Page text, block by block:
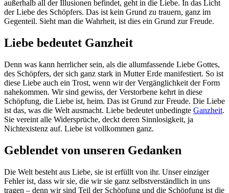
außerhalb all der Illusionen befindet, geht in die Liebe. In das Licht
der Liebe des Schöpfers. Das ist kein Grund zu trauern, ganz im
Gegenteil. Sieht man die Wahrheit, ist dies ein Grund zur Freude.
Liebe bedeutet Ganzheit
Denn was kann herrlicher sein, als die allumfassende Liebe Gottes,
des Schöpfers, der sich ganz stark in Mutter Erde manifestiert. So ist
diese Liebe auch ein Trost, wenn wir der Vergänglichkeit der Form
nahekommen. Wir sind gewiss, der Verstorbene kehrt in diese
Schöpfung, die Liebe ist, heim. Das ist Grund zur Freude. Die Liebe
ist das, was die Welt ausmacht. Liebe bedeutet unbedingte Ganzheit.
Sie vereint alle Widersprüche, deckt deren Sinnlosigkeit, ja
Nichtexistenz auf. Liebe ist vollkommen ganz.
Geblendet von unseren Gedanken
Die Welt besteht aus Liebe, sie ist erfüllt von ihr. Unser einziger
Fehler ist, dass wir sie, die wir sie ganz selbstverständlich in uns
tragen – denn wir sind Teil der Schöpfung und die Schöpfung ist die